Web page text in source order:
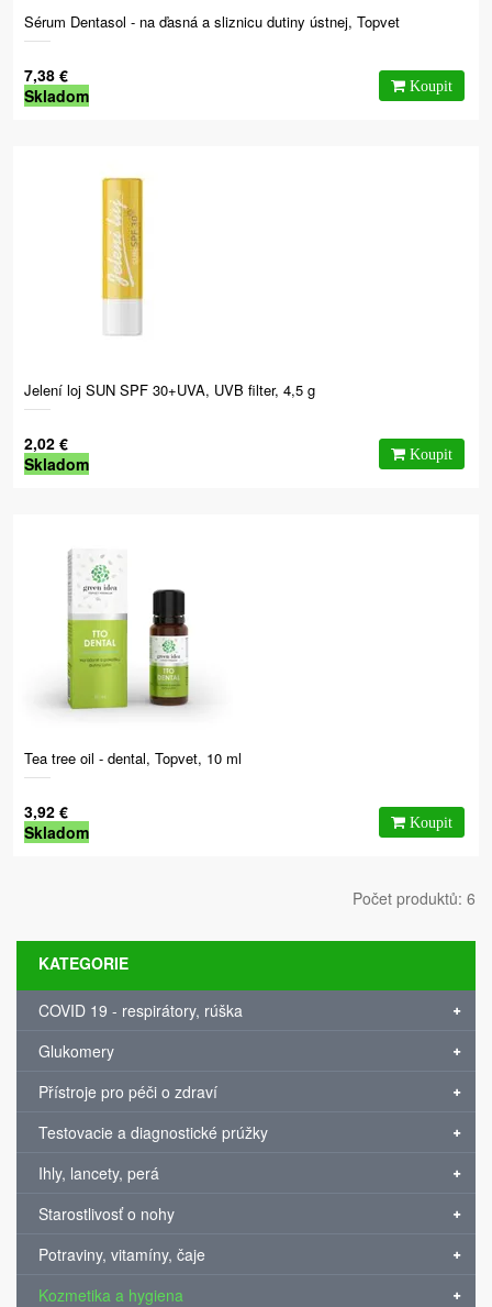
Sérum Dentasol - na ďasná a sliznicu dutiny ústnej, Topvet
7,38 €
Skladom
Jelení loj SUN SPF 30+UVA, UVB filter, 4,5 g
2,02 €
Skladom
Tea tree oil - dental, Topvet, 10 ml
3,92 €
Skladom
Počet produktů: 6
KATEGORIE
COVID 19 - respirátory, rúška
Glukomery
Přístroje pro péči o zdraví
Testovacie a diagnostické prúžky
Ihly, lancety, perá
Starostlivosť o nohy
Potraviny, vitamíny, čaje
Kozmetika a hygiena